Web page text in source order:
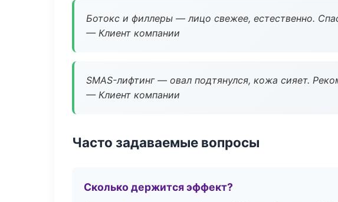
Ботокс и филлеры — лицо свежее, естественно.
— Клиент компании
SMAS-лифтинг — овал подтянулся, кожа сияет.
— Клиент компании
Часто задаваемые вопросы
Сколько держится эффект?